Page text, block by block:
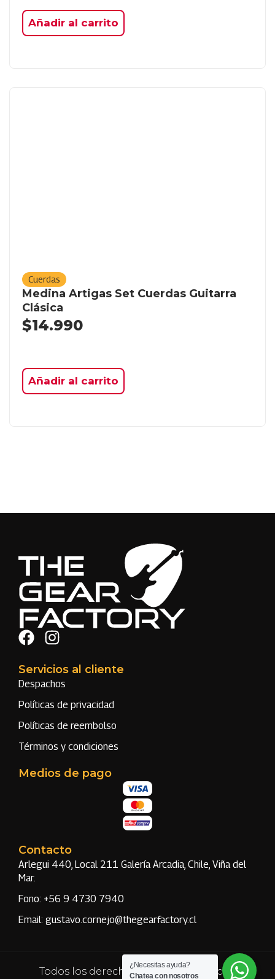
Añadir al carrito
Cuerdas
Medina Artigas Set Cuerdas Guitarra
Clásica
$14.990
Añadir al carrito
Servicios al cliente
Despachos
Políticas de privacidad
Políticas de reembolso
Términos y condiciones
Medios de pago
Contacto
Arlegui 440, Local 211 Galería Arcadia, Chile, Viña del
Mar.
Fono: +56 9 4730 7940
Email: gustavo.cornejo@thegearfactory.cl
Todos los derechos reservados | Hecho
¿Necesitas ayuda?
Chatea con nosotros